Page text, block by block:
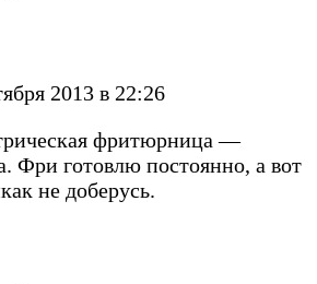
2013 в 22:26
фритюрница —
Фри готовлю постоянно, а вот
не доберусь.